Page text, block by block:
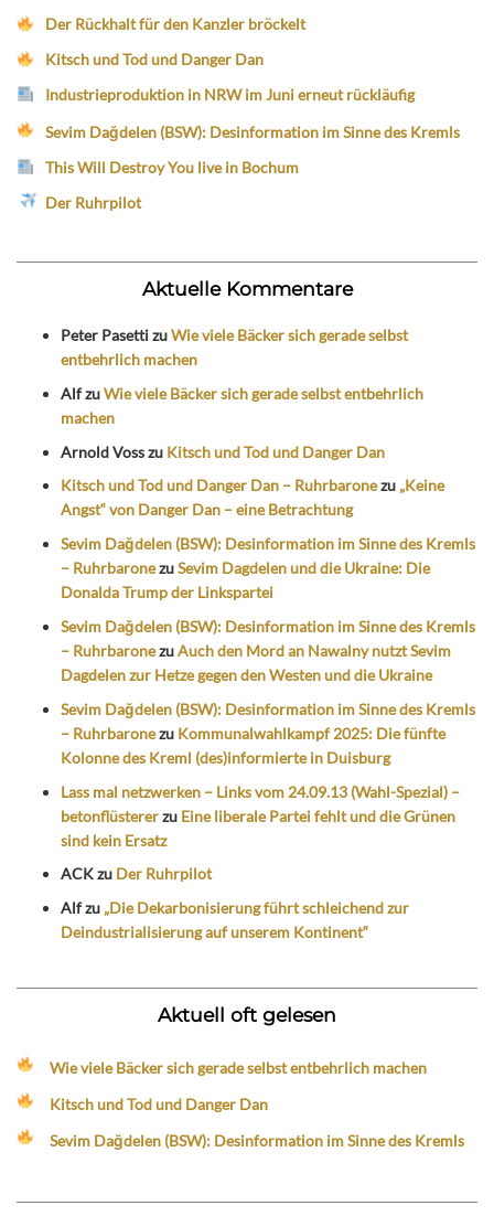
Der Rückhalt für den Kanzler bröckelt
Kitsch und Tod und Danger Dan
Industrieproduktion in NRW im Juni erneut rückläufig
Sevim Dağdelen (BSW): Desinformation im Sinne des Kremls
This Will Destroy You live in Bochum
Der Ruhrpilot
Aktuelle Kommentare
Peter PasettizuWie viele Bäcker sich gerade selbst
entbehrlich machen
AlfzuWie viele Bäcker sich gerade selbst entbehrlich
machen
Arnold Vosszu Kitsch und Tod und Danger Dan
Kitsch und Tod und Danger Dan – Ruhrbaronezu „Keine
Angst“ von Danger Dan – eine Betrachtung
Sevim Dağdelen (BSW): Desinformation im Sinne des Kremls
– RuhrbaronezuSevim Dagdelen und die Ukraine: Die
Donalda Trump der Linkspartei
Sevim Dağdelen (BSW): Desinformation im Sinne des Kremls
– RuhrbaronezuAuch den Mord an Nawalny nutzt Sevim
Dagdelen zur Hetze gegen den Westen und die Ukraine
Sevim Dağdelen (BSW): Desinformation im Sinne des Kremls
– Ruhrbaronezu Kommunalwahlkampf 2025: Die fünfte
Kolonne des Kreml (des)informierte in Duisburg
Lass mal netzwerken – Links vom 24.09.13 (Wahl-Spezial) –
betonflüstererzu Eine liberale Partei fehlt und die Grünen
sind kein Ersatz
ACKzu Der Ruhrpilot
Alfzu „Die Dekarbonisierung führt schleichend zur
Deindustrialisierung auf unserem Kontinent“
Aktuell oft gelesen
Wie viele Bäcker sich gerade selbst entbehrlich machen
Kitsch und Tod und Danger Dan
Sevim Dağdelen (BSW): Desinformation im Sinne des Kremls